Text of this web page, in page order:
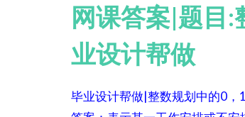
网课答案|题目
业设计帮做
毕业设计帮做|整数规划中的0，